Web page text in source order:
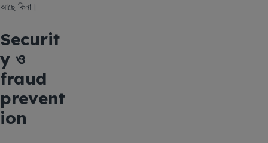
আছে কিনা।
Securit
y ও
fraud
prevent
ion